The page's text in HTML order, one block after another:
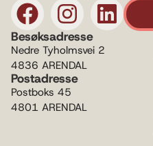
Besøksadresse
Nedre Tyholmsvei 2
4836 ARENDAL
Postadresse
Postboks 45
4801 ARENDAL